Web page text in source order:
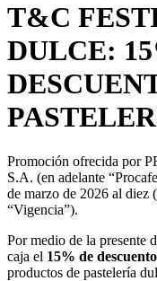
T&C
DULCE:
Promoción ofrecida por
S.A. (en adelante
de marzo de 2026 al diez
“Vigencia”).
Por medio de la presente
caja el 15% de descuento
productos de pastelería